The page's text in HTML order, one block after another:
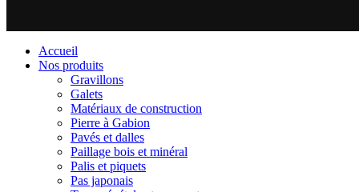
Accueil
Nos produits
Gravillons
Galets
Matériaux de construction
Pierre à Gabion
Pavés et dalles
Paillage bois et minéral
Palis et piquets
Pas japonais